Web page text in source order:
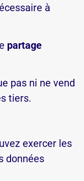
à
partage
pas ni ne vend
tiers.
exercer les
données